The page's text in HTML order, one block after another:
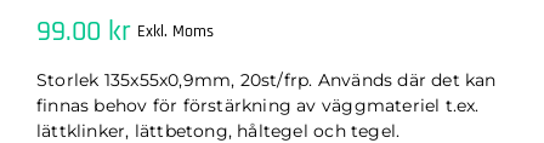
99.00 kr Exkl. Moms
Storlek 135x55x0,9mm, 20st/frp. Används där det kan
finnas behov för förstärkning av väggmateriel t.ex.
lättklinker, lättbetong, håltegel och tegel.